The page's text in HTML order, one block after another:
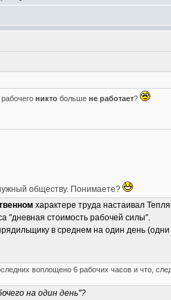
никтобольше не работает?
обществу. Понимаете?
характере труда настаивал
"дневная стоимость рабочей силы".
в среднем на один день (одни
воплощено 6 рабочих часов и что,
на один день"?